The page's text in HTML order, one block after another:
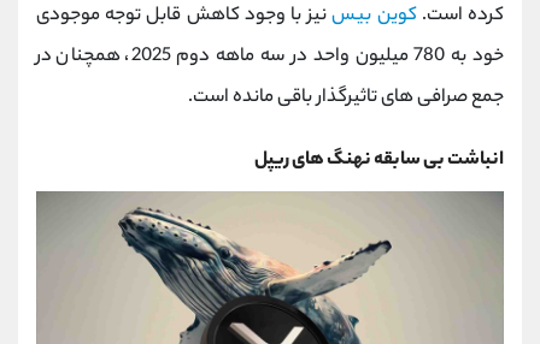
کرده است.کوین ‌بیسنیز با وجود کاهش قابل توجه موجودی
خود به 780 میلیون واحد در سه‌ ماهه دوم 2025، همچنان در
جمع صرافی ‌های تاثیرگذار باقی مانده است.
انباشت بی سابقه نهنگ های ریپل